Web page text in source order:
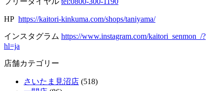
HP https://kaitori-kinkuma.com/shops/taniyama/
インスタグラム https://www.instagram.com/kaitori_senmon_/?
hl=ja
店舗カテゴリー
さいたま見沼店 (518)